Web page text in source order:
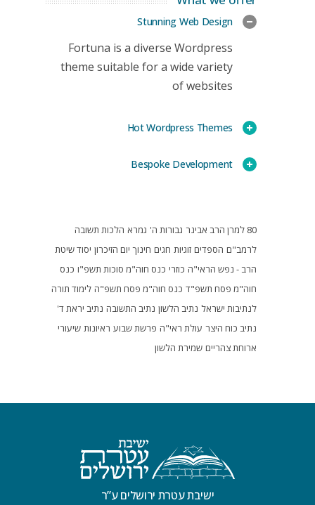
Stunning Web Design
Fortuna is a diverse Wordpress
theme suitable for a wide variety
of websites
Hot Wordpress Themes
Bespoke Development
80 למרן הרב אבינר גבורות ה' גמרא הלכות תשובה
לרמב"ם הספדים זוגיות חגים חינוך יום הזיכרון יסוד שיטת
הרב - נפש הראי"ה כוזרי כנס חוה"מ סוכות תשפ"ו כנס
חוה"מ פסח תשפ"ד כנס חוה"מ פסח תשפ"ה לימוד תורה
לנתיבות ישראל נתיב הלשון נתיב התשובה נתיב יראת ד'
נתיב כוח היצר עולת ראי"ה פרשת שבוע ראיונות שיעורי
ארוחת צהריים שמירת הלשון
ישיבת עטרת ירושלים ע”ר